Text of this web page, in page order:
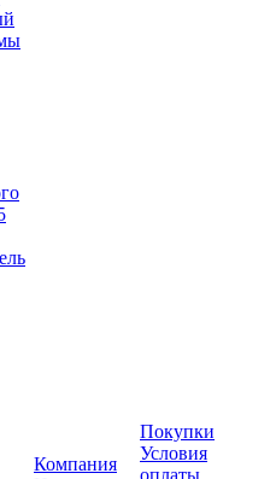
Компания
Покупки
Условия
оплаты